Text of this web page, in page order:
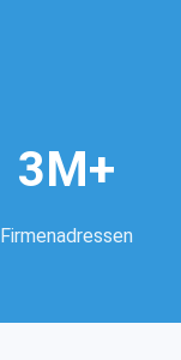
3M+
Firmenadressen